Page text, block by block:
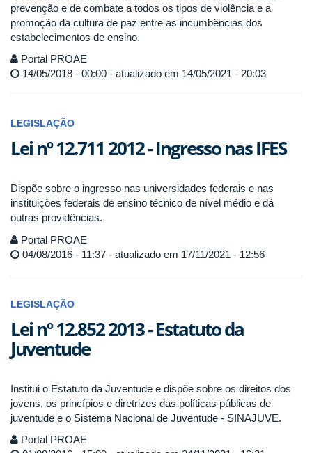
prevenção e de combate a todos os tipos de violência e a
promoção da cultura de paz entre as incumbências dos
estabelecimentos de ensino.
Portal PROAE
14/05/2018 - 00:00 - atualizado em 14/05/2021 - 20:03
LEGISLAÇÃO
Lei nº 12.711 2012 - Ingresso nas IFES
Dispõe sobre o ingresso nas universidades federais e nas
instituições federais de ensino técnico de nível médio e dá
outras providências.
Portal PROAE
04/08/2016 - 11:37 - atualizado em 17/11/2021 - 12:56
LEGISLAÇÃO
Lei nº 12.852 2013 - Estatuto da
Juventude
Institui o Estatuto da Juventude e dispõe sobre os direitos dos
jovens, os princípios e diretrizes das políticas públicas de
juventude e o Sistema Nacional de Juventude - SINAJUVE.
Portal PROAE